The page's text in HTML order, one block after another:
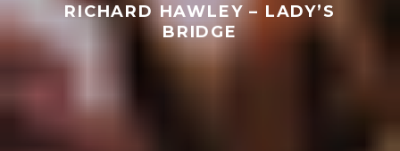
RICHARD HAWLEY – LADY’S
BRIDGE